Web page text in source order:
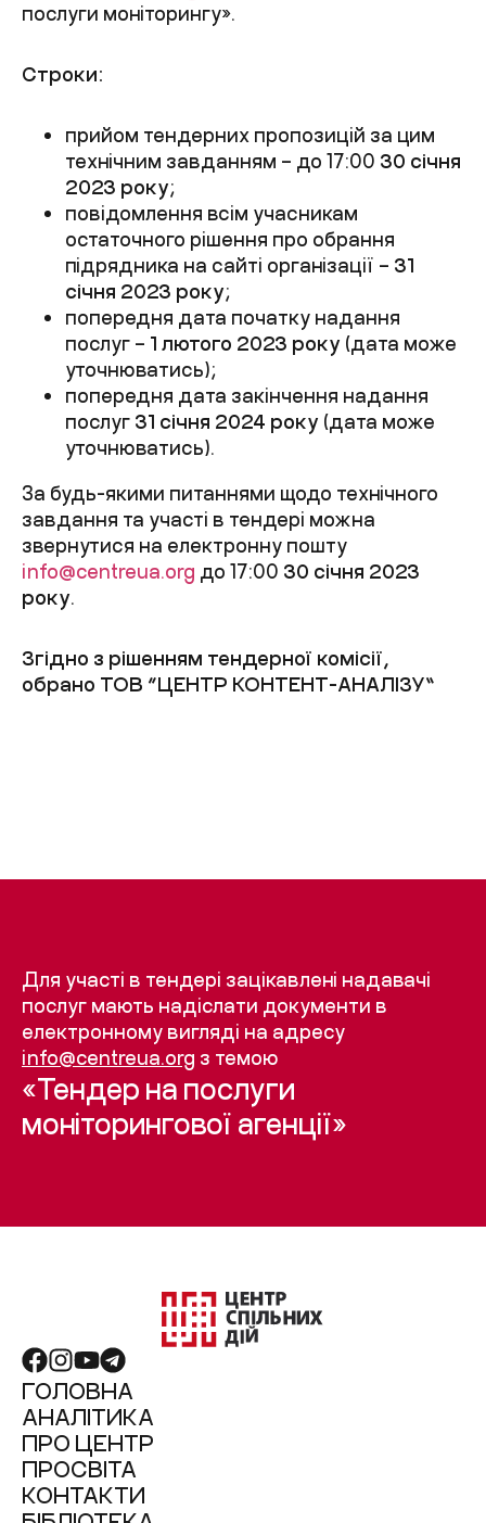
послуги моніторингу».
Строки:
прийом тендерних пропозицій за цим
технічним завданням – до 17:00 30 січня
2023 року;
повідомлення всім учасникам
остаточного рішення про обрання
підрядника на сайті організації – 31
січня 2023 року;
попередня дата початку надання
послуг – 1 лютого 2023 року (дата може
уточнюватись);
попередня дата закінчення надання
послуг 31 січня 2024 року (дата може
уточнюватись).
За будь-якими питаннями щодо технічного
завдання та участі в тендері можна
звернутися на електронну пошту
info@centreua.org до 17:00 30 січня 2023
року.
Згідно з рішенням тендерної комісії,
обрано ТОВ “ЦЕНТР КОНТЕНТ-АНАЛІЗУ”
Для участі в тендері зацікавлені надавачі
послуг мають надіслати документи в
електронному вигляді на адресу
info@centreua.org з темою
«Тендер на послуги
моніторингової агенції»
ГОЛОВНА
АНАЛІТИКА
ПРО ЦЕНТР
ПРОСВІТА
КОНТАКТИ